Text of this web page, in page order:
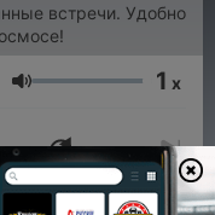
встречи. Удобно
Гучність 1 x
00:00